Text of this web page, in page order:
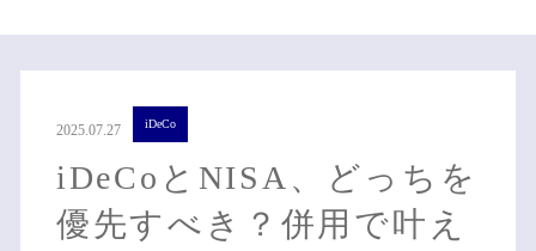
2025.07.27 iDeCo
iDeCoとNISA、どっちを
優先すべき？併用で叶え